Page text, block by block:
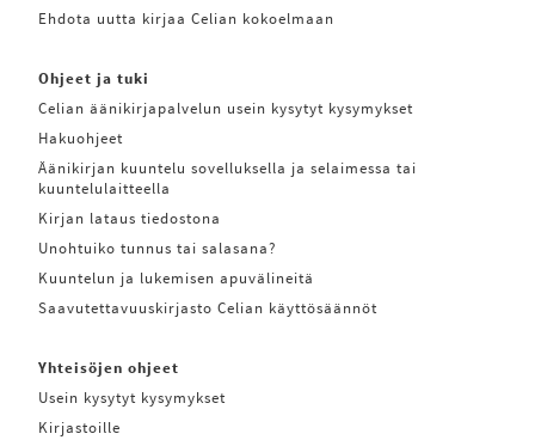
Ehdota uutta kirjaa Celian kokoelmaan
Ohjeet ja tuki
Celian äänikirjapalvelun usein kysytyt kysymykset
Hakuohjeet
Äänikirjan kuuntelu sovelluksella ja selaimessa tai
kuuntelulaitteella
Kirjan lataus tiedostona
Unohtuiko tunnus tai salasana?
Kuuntelun ja lukemisen apuvälineitä
Saavutettavuuskirjasto Celian käyttösäännöt
Yhteisöjen ohjeet
Usein kysytyt kysymykset
Kirjastoille